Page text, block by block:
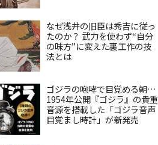
なぜ浅井の旧臣は秀吉に従っ
たのか？ 武力を使わず“自分
の味方”に変えた裏工作の技
法とは
ゴジラの咆哮で目覚める朝…
1954年公開『ゴジラ』の貴重
音源を搭載した「ゴジラ音声
目覚まし時計」が新発売